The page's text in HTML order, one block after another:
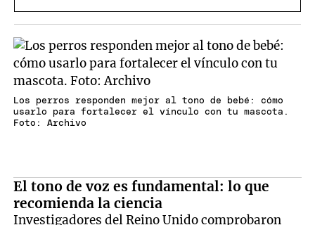
Los perros responden mejor al tono de bebé: cómo
usarlo para fortalecer el vínculo con tu mascota.
Foto: Archivo
El tono de voz es fundamental: lo que
recomienda la ciencia
Investigadores del Reino Unido comprobaron